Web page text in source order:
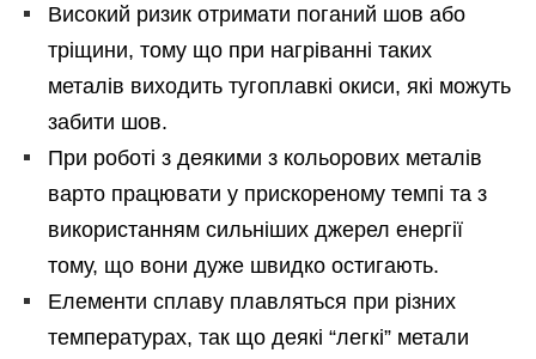
Високий ризик отримати поганий шов або
тріщини, тому що при нагріванні таких
металів виходить тугоплавкі окиси, які можуть
забити шов.
При роботі з деякими з кольорових металів
варто працювати у прискореному темпі та з
використанням сильніших джерел енергії
тому, що вони дуже швидко остигають.
Елементи сплаву плавляться при різних
температурах, так що деякі “легкі” метали